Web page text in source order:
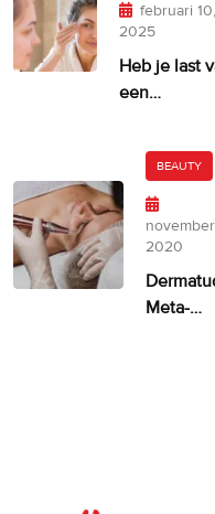
februari 10,
2025
Heb je last
een
huidskleur?
BEAUTY
2020
Meta-